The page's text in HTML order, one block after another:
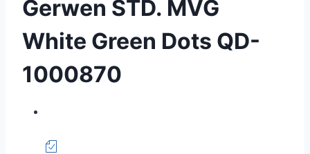
Gerwen STD. MVG
White Green Dots QD-
1000870